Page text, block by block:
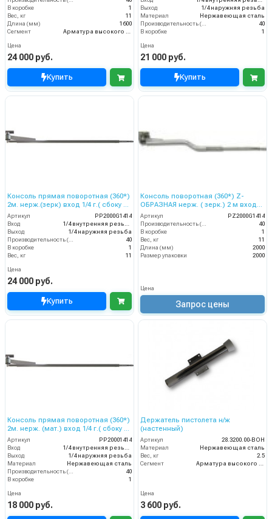
В коробке
1
Вес, кг
11
Длина (мм)
1600
Сегмент
Арматура высокого давления
Цена
24 000 руб.
Купить
Выход
1/4 наружняя резьба
Материал
Нержавеющая сталь
Производительность (л/мин)
40
В коробке
1
Цена
21 000 руб.
Купить
Консоль прямая поворотная (360*)
2м. нерж.(зерк) вход 1/4 г.( сбоку и
сверху) выход ш.
Артикул
PP2000G1414
Вход
Выход
1/4 наружняя резьба
40
В коробке
1
Вес, кг
11
Цена
24 000 руб.
Купить
Консоль поворотная (360*) Z-
ОБРАЗНАЯ нерж. ( зерк.) 2 м вход
1/4 г.( сбоку и сверху) выход ш.
Артикул
PZ2000G1414
40
В коробке
1
Вес, кг
11
Длина (мм)
2000
Размер упаковки
2000
Цена
Запрос цены
Консоль прямая поворотная (360*)
2м. нерж. (мат.) вход 1/4 г.( сбоку и
сверху) выход ш.
Артикул
PP20001414
Вход
Выход
1/4 наружняя резьба
Материал
Нержавеющая сталь
40
В коробке
1
Цена
18 000 руб.
Держатель пистолета н/ж
(настенный)
Артикул
28.3200.00-ВОН
Материал
Нержавеющая сталь
Вес, кг
2.5
Сегмент
Цена
3 600 руб.